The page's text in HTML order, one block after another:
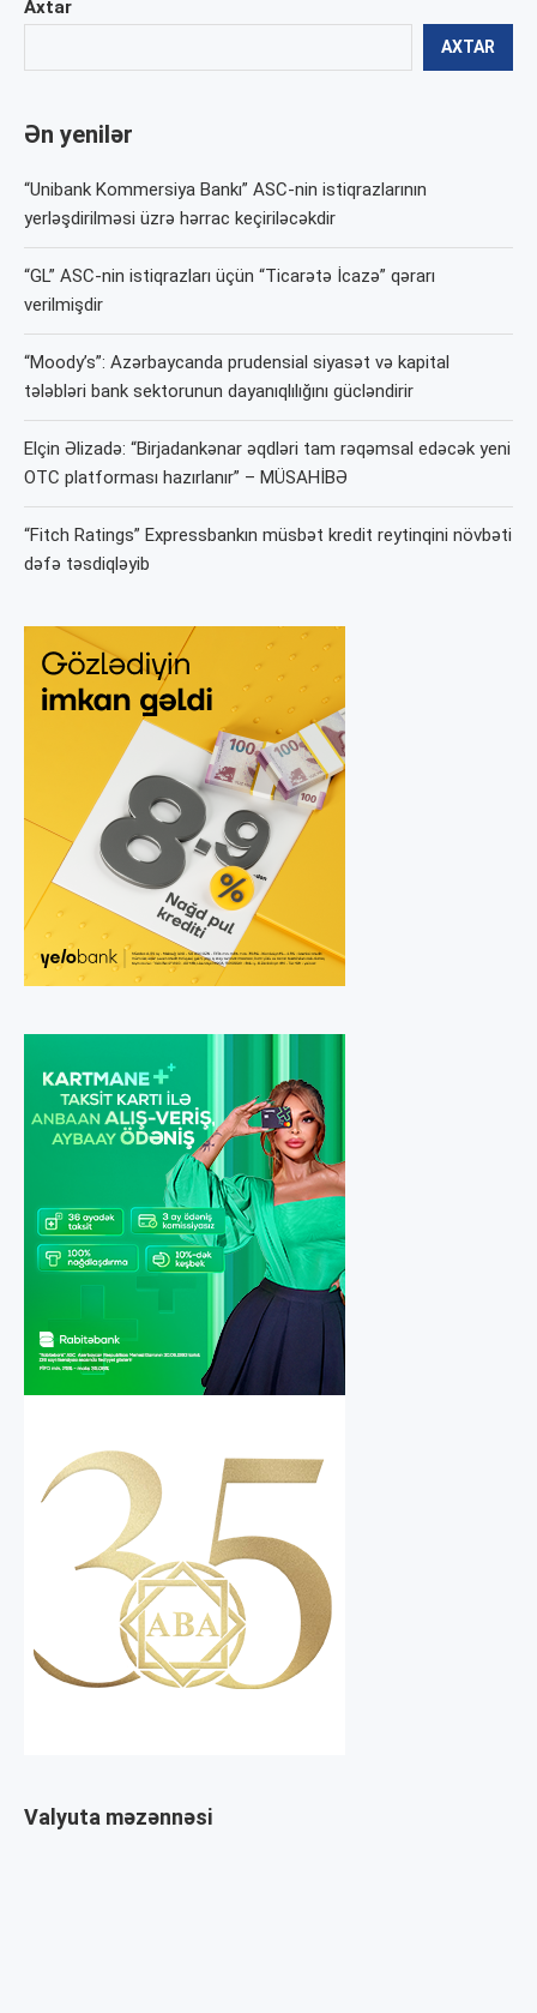
Axtar
AXTAR
Ən yenilər
“Unibank Kommersiya Bankı” ASC-nin istiqrazlarının
yerləşdirilməsi üzrə hərrac keçiriləcəkdir
“GL” ASC-nin istiqrazları üçün “Ticarətə İcazə” qərarı
verilmişdir
“Moody’s”: Azərbaycanda prudensial siyasət və kapital
tələbləri bank sektorunun dayanıqlılığını gücləndirir
Elçin Əlizadə: “Birjadankənar əqdləri tam rəqəmsal edəcək yeni
OTC platforması hazırlanır” – MÜSAHİBƏ
“Fitch Ratings” Expressbankın müsbət kredit reytinqini növbəti
dəfə təsdiqləyib
Valyuta məzənnəsi